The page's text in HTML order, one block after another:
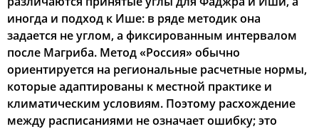
иногда и подход к Ише: в ряде методик она
задается не углом, а фиксированным интервалом
после Магриба. Метод «Россия» обычно
ориентируется на региональные расчетные нормы,
которые адаптированы к местной практике и
климатическим условиям. Поэтому расхождение
между расписаниями не означает ошибку; это